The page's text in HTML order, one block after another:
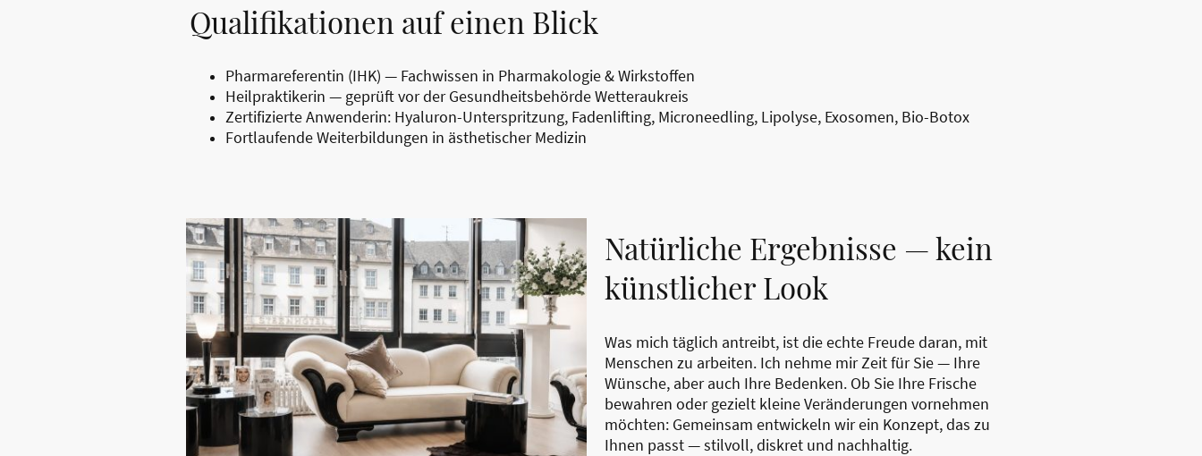
Qualifikationen auf einen Blick
Pharmareferentin (IHK) — Fachwissen in Pharmakologie & Wirkstoffen
Heilpraktikerin — geprüft vor der Gesundheitsbehörde Wetteraukreis
Zertifizierte Anwenderin: Hyaluron-Unterspritzung, Fadenlifting, Microneedling, Lipolyse, Exosomen, Bio-Botox
Fortlaufende Weiterbildungen in ästhetischer Medizin
Natürliche Ergebnisse — kein
künstlicher Look
Was mich täglich antreibt, ist die echte Freude daran, mit
Menschen zu arbeiten. Ich nehme mir Zeit für Sie — Ihre
Wünsche, aber auch Ihre Bedenken. Ob Sie Ihre Frische
bewahren oder gezielt kleine Veränderungen vornehmen
möchten: Gemeinsam entwickeln wir ein Konzept, das zu
Ihnen passt — stilvoll, diskret und nachhaltig.